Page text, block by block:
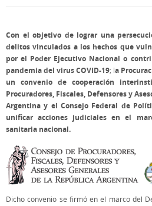
Con el objetivo de lograr una
delitos vinculados a los hechos que
por el Poder Ejecutivo Nacional o
pandemia del virus COVID-19; la
un convenio de cooperación
Procuradores, Fiscales, Defensores y
Argentina y el Consejo Federal de
unificar acciones judiciales en el
sanitaria nacional.
Dicho convenio se firmó en el marco del